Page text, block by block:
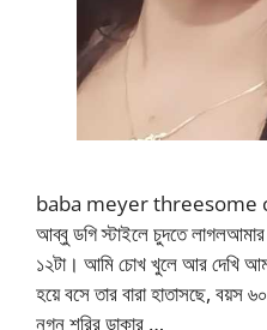
baba meyer threesome
আব্বু ডগি স্টাইলে চুদতে
১২টা। আমি চোখ খুলে আর দেখি
হয়ে বসে তার বারা হাতাসছে,
নগ্ন শরির ডাকার …